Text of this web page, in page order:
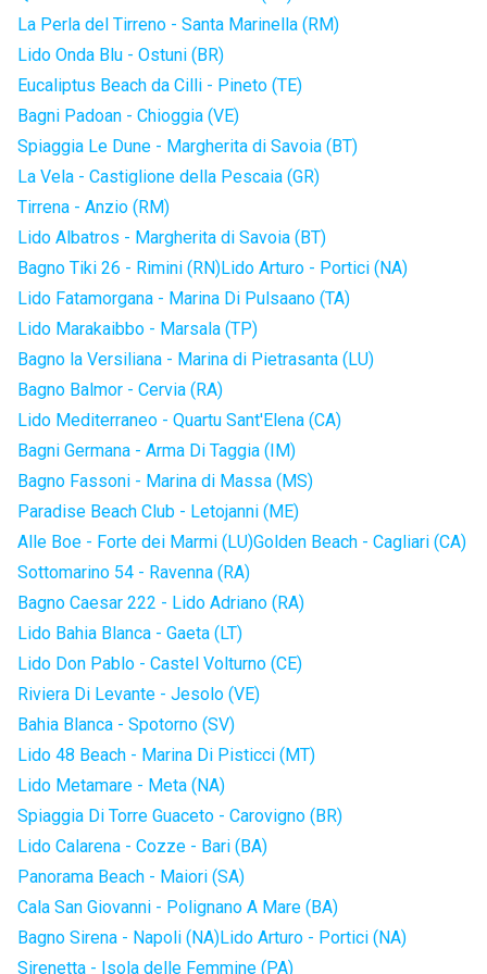
La Perla del Tirreno - Santa Marinella (RM)
Lido Onda Blu - Ostuni (BR)
Eucaliptus Beach da Cilli - Pineto (TE)
Bagni Padoan - Chioggia (VE)
Spiaggia Le Dune - Margherita di Savoia (BT)
La Vela - Castiglione della Pescaia (GR)
Tirrena - Anzio (RM)
Lido Albatros - Margherita di Savoia (BT)
Bagno Tiki 26 - Rimini (RN)Lido Arturo - Portici (NA)
Lido Fatamorgana - Marina Di Pulsaano (TA)
Lido Marakaibbo - Marsala (TP)
Bagno la Versiliana - Marina di Pietrasanta (LU)
Bagno Balmor - Cervia (RA)
Lido Mediterraneo - Quartu Sant'Elena (CA)
Bagni Germana - Arma Di Taggia (IM)
Bagno Fassoni - Marina di Massa (MS)
Paradise Beach Club - Letojanni (ME)
Alle Boe - Forte dei Marmi (LU)Golden Beach - Cagliari (CA)
Sottomarino 54 - Ravenna (RA)
Bagno Caesar 222 - Lido Adriano (RA)
Lido Bahia Blanca - Gaeta (LT)
Lido Don Pablo - Castel Volturno (CE)
Riviera Di Levante - Jesolo (VE)
Bahia Blanca - Spotorno (SV)
Lido 48 Beach - Marina Di Pisticci (MT)
Lido Metamare - Meta (NA)
Spiaggia Di Torre Guaceto - Carovigno (BR)
Lido Calarena - Cozze - Bari (BA)
Panorama Beach - Maiori (SA)
Cala San Giovanni - Polignano A Mare (BA)
Bagno Sirena - Napoli (NA)Lido Arturo - Portici (NA)
Sirenetta - Isola delle Femmine (PA)